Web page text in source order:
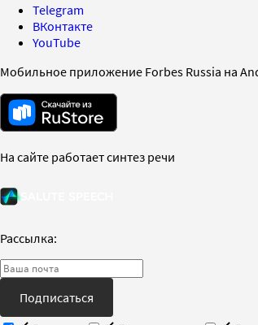
Telegram
ВКонтакте
YouTube
Мобильное приложение Forbes Russia на
На сайте работает синтез речи
Рассылка:
Подписаться